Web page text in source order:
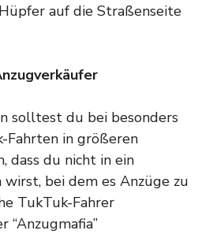
auf die Straßenseite
solltest du bei besonders
Fahrten in größeren
dass du nicht in ein
wirst, bei dem es Anzüge zu
TukTuk-Fahrer
“Anzugmafia”